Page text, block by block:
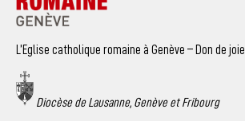
L’Eglise catholique romaine à Genève – Don de joie
Diocèse de Lausanne, Genève et Fribourg